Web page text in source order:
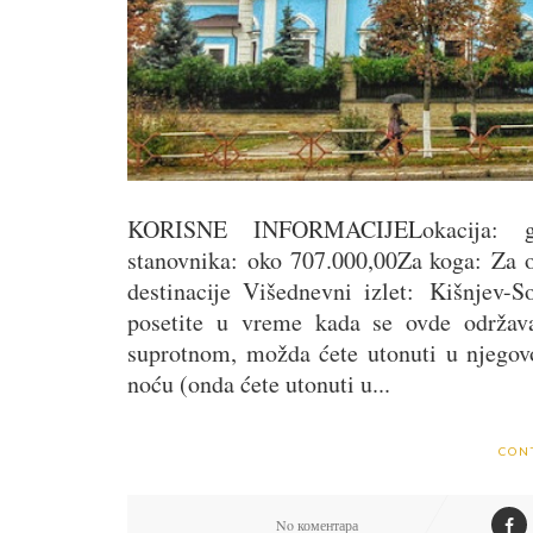
KORISNE
stanovnika: oko 707.000,00Za koga:
destinacije Višednevni izlet: Kišnjev-
posetite u vreme kada se ovde
suprotnom, možda ćete utonuti u
noću (onda ćete utonuti u...
No коментара